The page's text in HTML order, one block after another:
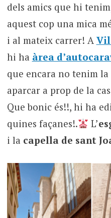
dels amics que hi
aquest cop una mica
i al mateix carrer! A
hi ha àrea
que encara no tenim la
aparcar a prop de la
Que bonic és!!, hi ha
quines façanes!.
L’
i la capella de sant